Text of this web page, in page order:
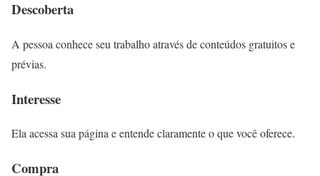
Descoberta
A pessoa conhece seu trabalho através de conteúdos gratuitos e
prévias.
Interesse
Ela acessa sua página e entende claramente o que você oferece.
Compra